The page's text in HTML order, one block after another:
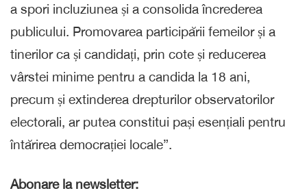
a spori incluziunea și a consolida încrederea
publicului. Promovarea participării femeilor și a
tinerilor ca și candidați, prin cote și reducerea
vârstei minime pentru a candida la 18 ani,
precum și extinderea drepturilor observatorilor
electorali, ar putea constitui pași esențiali pentru
întărirea democrației locale”.
Abonare la newsletter: